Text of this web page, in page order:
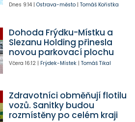
Dnes 9:14| Ostrava-město| Tomáš Kořistka
Dohoda Frýdku-Místku a
Slezanu Holding přinesla
novou parkovací plochu
Včera 16:12| Frýdek-Místek| Tomáš Tikal
Zdravotníci obměňují flotilu
vozů. Sanitky budou
rozmístěny po celém kraji